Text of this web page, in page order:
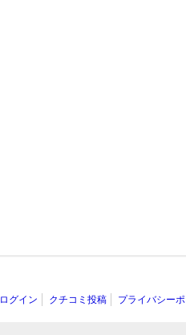
ログイン クチコミ投稿 プライバシー